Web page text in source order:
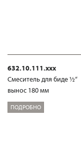
632.10.111.xxx
Смеситель для биде ½“
вынос 180 мм
ПОДРОБНО